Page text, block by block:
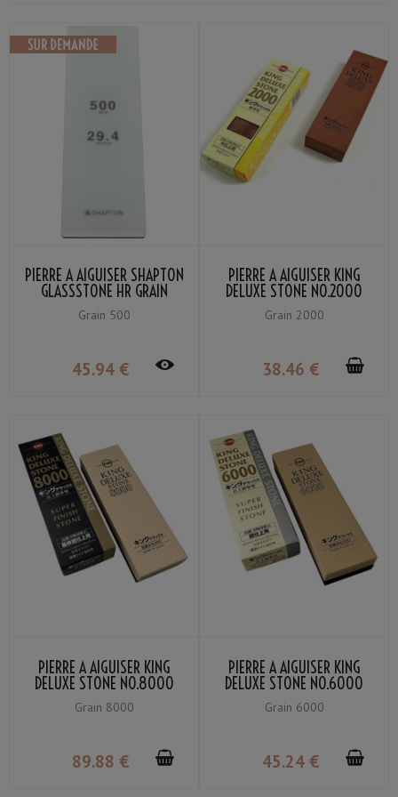
PIERRE À AIGUISER SHAPTON
GLASSSTONE HR GRAIN
#500
Grain 500
45.94 €
PIERRE À AIGUISER KING
DELUXE STONE NO.2000
GRAIN #2000
Grain 2000
38.46 €
PIERRE À AIGUISER KING
DELUXE STONE NO.8000
GRAIN #8000 AVEC
SUPPORT
Grain 8000
89.88 €
PIERRE À AIGUISER KING
DELUXE STONE NO.6000
GRAIN #6000 AVEC
SUPPORT
Grain 6000
45.24 €